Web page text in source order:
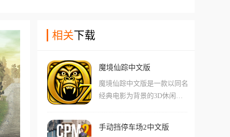
相关下载
魔境仙踪中文版
魔境仙踪中文版是一款以同名
经典电影为背景的3D休闲跑
操控主人公奥兹，在不断变化
手动挡停车场2中文版